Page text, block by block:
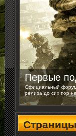
Первые
Официальный форум
релиза до сих пор